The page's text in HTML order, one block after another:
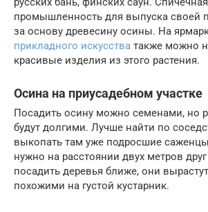
промышленность для выпуска своей
за основу древесину осины. На
прикладного искусства также можно
красивые изделия из этого растения.
Осина на приусадебном участке
Посадить осину можно семенами, но
будут долгими. Лучше найти по
выкопать там уже подросшие
нужно на расстоянии двух метров
посадить деревья ближе, они
похожими на густой кустарник.